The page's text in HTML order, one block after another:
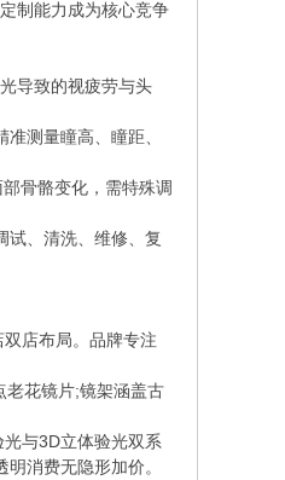
制能力成为核心竞争
导致的视疲劳与头
测量瞳高、瞳距、
骨骼变化，需特殊调
、清洗、维修、复
店布局。品牌专注
花镜片;镜架涵盖古
与3D立体验光双系
消费无隐形加价。